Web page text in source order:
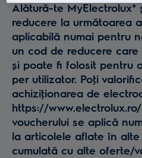
Alătură-te MyElectrolux*
reducere la următoarea
aplicabilă numai pentru
un cod de reducere
și poate fi folosit pentru
per utilizator. Poţi
achiziţionarea de
https://
voucherului se aplică
la articolele aflate în
cumulată cu alte oferte/